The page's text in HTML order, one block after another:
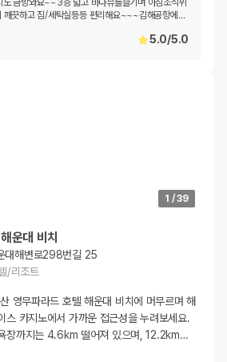
도 금방와요~~3층 넓고 바다뷰를즐기며 아침조식뷔
끗하고 짐/세탁실등등 편리해요~~~김해공항에 …
5.0/5.0
1 /39
운대 비치
대해변로298번길 25
/리조트
영무파라드 호텔 해운대 비치에 머무르며 해
스 카지노에서 가까운 접근성을 누려보세요.
장까지는 4.6km 떨어져 있으며, 12.2km…